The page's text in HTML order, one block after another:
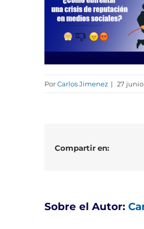
PorCarlos Jimenez | 27
Compartir en:
Sobre el Autor: